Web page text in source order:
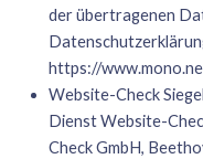
der übertragenen
https://
Website-Check
Dienst Website-
Check GmbH,